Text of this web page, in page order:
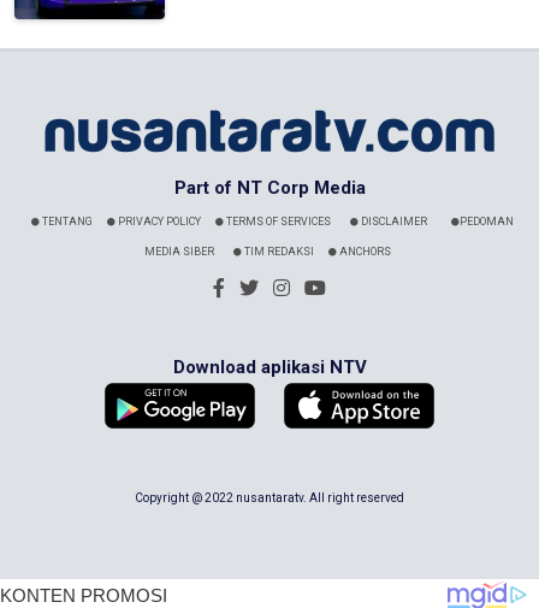
Part of NT Corp Media
TENTANG PRIVACY POLICY TERMS OF SERVICES DISCLAIMER PEDOMAN
MEDIA SIBER TIM REDAKSI ANCHORS
Download aplikasi NTV
Copyright @ 2022 nusantaratv. All right reserved